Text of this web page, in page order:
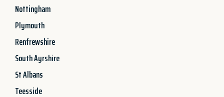
Nottingham
Plymouth
Renfrewshire
South Ayrshire
St Albans
Teesside